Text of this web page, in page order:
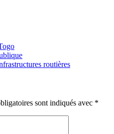
routières
sont indiqués avec *